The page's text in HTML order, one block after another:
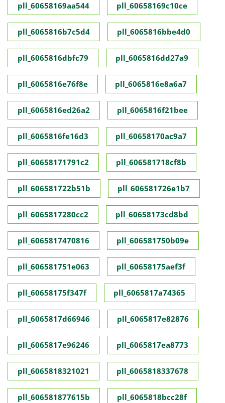
pll_60658169aa544 pll_60658169c10ce
pll_6065816b7c5d4 pll_6065816bbe4d0
pll_6065816dbfc79 pll_6065816dd27a9
pll_6065816e76f8e pll_6065816e8a6a7
pll_6065816ed26a2 pll_6065816f21bee
pll_6065816fe16d3 pll_60658170ac9a7
pll_60658171791c2 pll_606581718cf8b
pll_606581722b51b pll_606581726e1b7
pll_6065817280cc2 pll_60658173cd8bd
pll_6065817470816 pll_606581750b09e
pll_606581751e063 pll_60658175aef3f
pll_60658175f347f pll_6065817a74365
pll_6065817d66946 pll_6065817e82876
pll_6065817e96246 pll_6065817ea8773
pll_6065818321021 pll_6065818337678
pll_606581877615b pll_6065818bcc28f